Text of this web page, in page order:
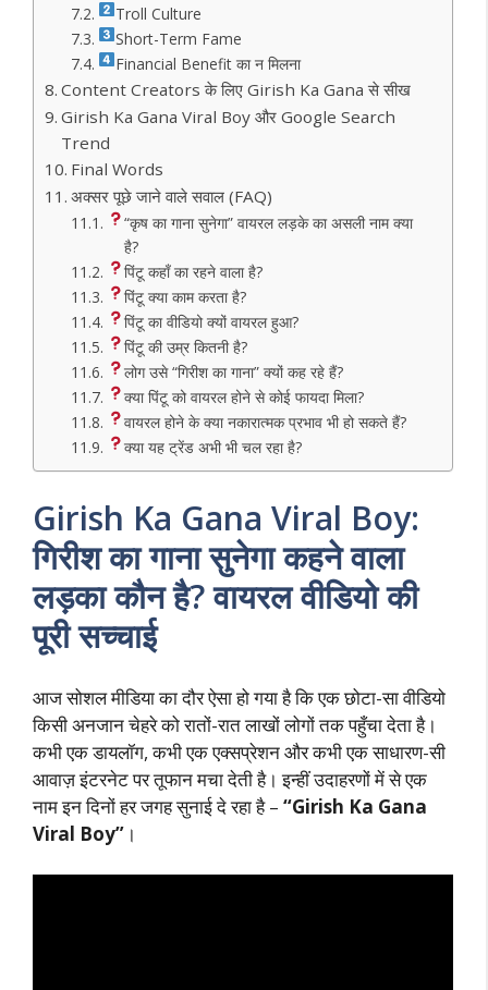
Troll Culture
Short-Term Fame
Financial Benefit का न मिलना
Content Creators के लिए Girish Ka Gana से सीख
Girish Ka Gana Viral Boy और Google Search
Trend
Final Words
अक्सर पूछे जाने वाले सवाल (FAQ)
“कृष का गाना सुनेगा” वायरल लड़के का असली नाम क्या
है?
पिंटू कहाँ का रहने वाला है?
पिंटू क्या काम करता है?
पिंटू का वीडियो क्यों वायरल हुआ?
पिंटू की उम्र कितनी है?
लोग उसे “गिरीश का गाना” क्यों कह रहे हैं?
क्या पिंटू को वायरल होने से कोई फायदा मिला?
वायरल होने के क्या नकारात्मक प्रभाव भी हो सकते हैं?
क्या यह ट्रेंड अभी भी चल रहा है?
Girish Ka Gana Viral Boy:
गिरीश का गाना सुनेगा कहने वाला
लड़का कौन है? वायरल वीडियो की
पूरी सच्चाई
आज सोशल मीडिया का दौर ऐसा हो गया है कि एक छोटा-सा वीडियो
किसी अनजान चेहरे को रातों-रात लाखों लोगों तक पहुँचा देता है।
कभी एक डायलॉग, कभी एक एक्सप्रेशन और कभी एक साधारण-सी
आवाज़ इंटरनेट पर तूफान मचा देती है। इन्हीं उदाहरणों में से एक
नाम इन दिनों हर जगह सुनाई दे रहा है – “Girish Ka Gana
Viral Boy” ।